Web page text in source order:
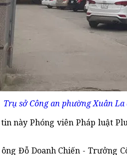
Trụ sở Công an phường Xuân
này Phóng viên Pháp luật
Đỗ Doanh Chiến - Trưởng